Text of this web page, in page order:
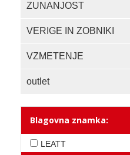
ZUNANJOST
VERIGE IN ZOBNIKI
VZMETENJE
outlet
Blagovna znamka:
LEATT